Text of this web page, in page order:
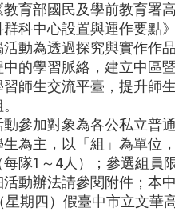
教育部國民及學前教育署
科中心設置與運作要點》
活動為透過探究與實作作
中的學習脈絡，建立中區
師生交流平臺，提升師
動參加對象為各公私立普
為主，以「組」為單位
隊1～4人）；參選組員
活動辦法請參閱附件；本
星期四）假臺中市立文華